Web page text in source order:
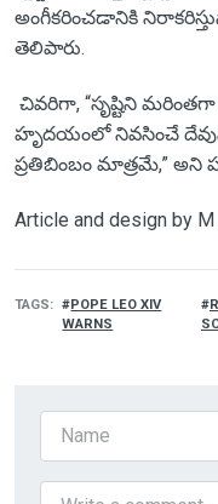
అంగీకరించడానికి
తెలిపారు.
చివరిగా, “సృష్టిని
హృదయంలో నివసించే
ప్రతిబింబం మాత్రమే,” అని
Article and design by
TAGS
POPE LEO XIV
WARNS